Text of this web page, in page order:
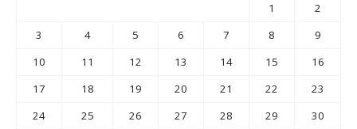
1
2
3
4 5 6 7 8
9
10
11 12 13 14 15
16
17
18 19 20 21 22
23
24
25 26 27 28 29
30